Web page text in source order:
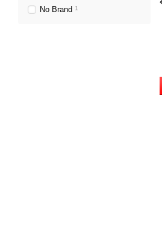
No Brand 1